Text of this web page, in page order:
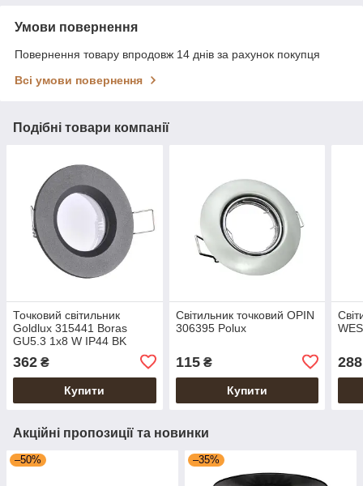
Умови повернення
Повернення товару впродовж 14 днів за рахунок покупця
Всі умови повернення
Подібні товари компанії
Точковий світильник
Goldlux 315441 Boras
GU5.3 1x8 W IP44 BK
362 ₴
Купити
Світильник точковий OPIN
306395 Polux
115₴
Купити
288
Акційні пропозиції та новинки
–50% –35%